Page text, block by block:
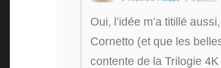
Oui, l’idée m’a titillé
Cornetto (et que les
contente de la Trilogie